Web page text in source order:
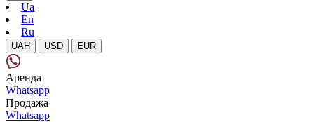
Ua
En
Ru
UAH USD EUR
Аренда
Whatsapp
Продажа
Whatsapp